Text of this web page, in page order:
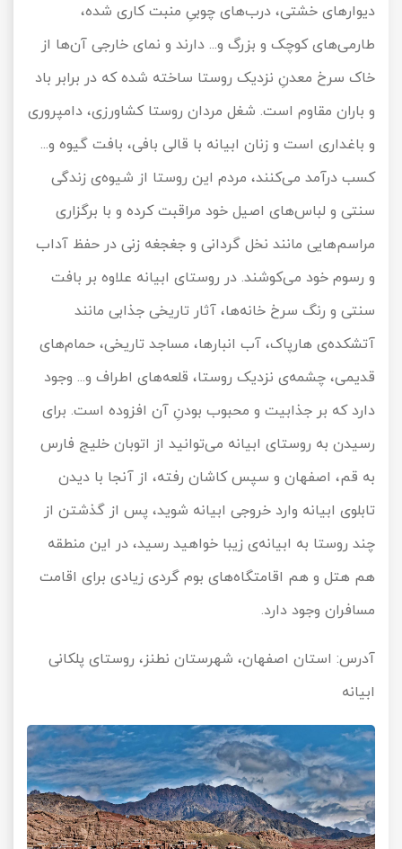
دیوارهای خشتی، درب‌های چوبیِ منبت کاری شده،
طارمی‌های کوچک و بزرگ و... دارند و نمای خارجی آن‌ها از
خاک سرخ معدنِ نزدیک روستا ساخته شده که در برابر باد
و باران مقاوم است. شغل مردان روستا کشاورزی، دامپروری
و باغداری است و زنان ابیانه با قالی بافی، بافت گیوه و...
کسب درآمد می‌کنند، مردم این روستا از شیوه‌ی زندگی
سنتی و لباس‌های اصیل خود مراقبت کرده و با برگزاری
مراسم‌هایی مانند نخل گردانی و جغجغه زنی در حفظ آداب
و رسوم خود می‌کوشند. در روستای ابیانه علاوه بر بافت
سنتی و رنگ سرخ خانه‌ها، آثار تاریخی جذابی مانند
آتشکده‌ی هارپاک، آب انبارها، مساجد تاریخی، حمام‌های
قدیمی، چشمه‌ی نزدیک روستا، قلعه‌های اطراف و... وجود
دارد که بر جذابیت و محبوب بودنِ آن افزوده است. برای
رسیدن به روستای ابیانه می‌توانید از اتوبان خلیج فارس
به قم، اصفهان و سپس کاشان رفته، از آنجا با دیدن
تابلوی ابیانه وارد خروجی ابیانه شوید، پس از گذشتن از
چند روستا به ابیانه‌ی زیبا خواهید رسید، در این منطقه
هم هتل و هم اقامتگاه‌های بوم گردی زیادی برای اقامت
مسافران وجود دارد.
آدرس: استان اصفهان، شهرستان نطنز، روستای پلکانی
ابیانه